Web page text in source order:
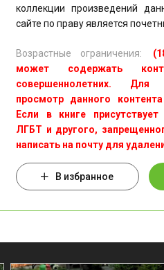
коллекции произведений
сайте по праву является
Возрастные ограничения:
может содержать
совершеннолетних. Для
просмотр данного
Если в книге
ЛГБТ и другого,
написать на почту для
В избранное